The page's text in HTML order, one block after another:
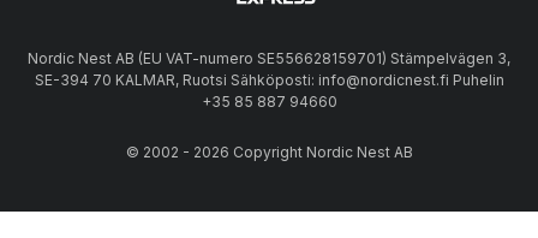
Nordic Nest AB (EU VAT-numero SE556628159701) Stämpelvägen 3,
SE-394 70 KALMAR, Ruotsi Sähköposti: info@nordicnest.fi Puhelin
+35 85 887 94660
© 2002 - 2026 Copyright Nordic Nest AB